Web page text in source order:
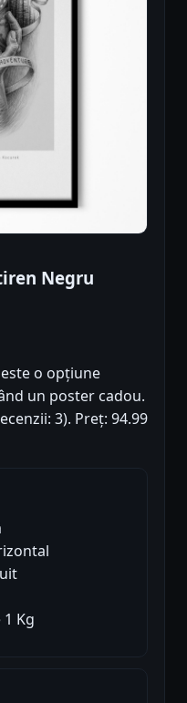
Negru
o opțiune
un poster cadou.
3). Preț: 94.99
Kg